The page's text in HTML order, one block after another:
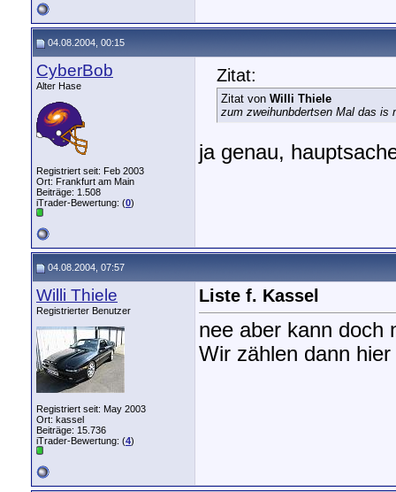
04.08.2004, 00:15
CyberBob
Alter Hase
Registriert seit: Feb 2003
Ort: Frankfurt am Main
Beiträge: 1.508
iTrader-Bewertung: (0)
Zitat:
Zitat von Willi Thiele
zum zweihunbdertsen Mal das is
ja genau,
04.08.2004, 07:57
Willi Thiele
Registrierter Benutzer
Registriert seit: May 2003
Ort: kassel
Beiträge: 15.736
iTrader-Bewertung: (4)
Liste f. Kassel
nee aber kann doch
Wir zählen dann hier